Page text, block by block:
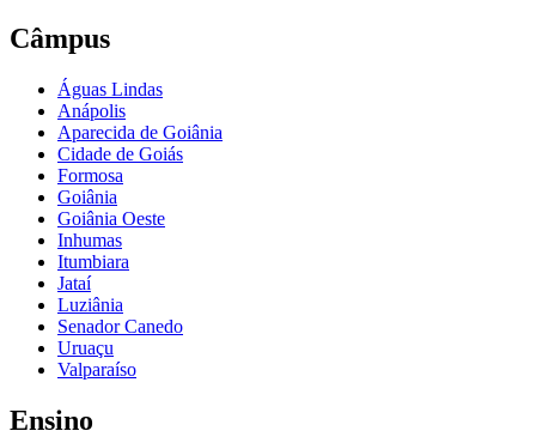
Câmpus
Águas Lindas
Anápolis
Aparecida de Goiânia
Cidade de Goiás
Formosa
Goiânia
Goiânia Oeste
Inhumas
Itumbiara
Jataí
Luziânia
Senador Canedo
Uruaçu
Valparaíso
Ensino